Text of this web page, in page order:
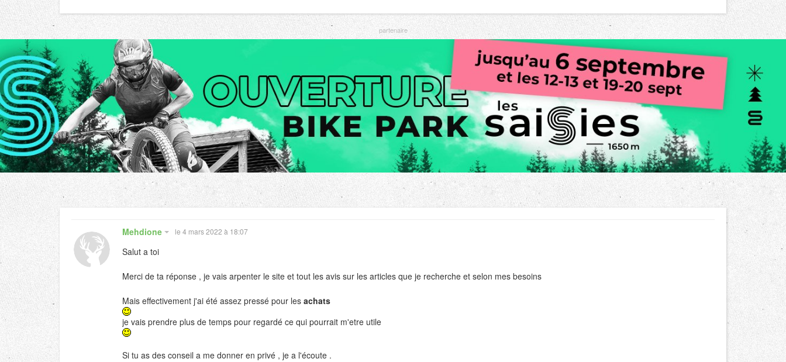
Mehdione le 4 mars 2022 à 18:07
Salut a toi
Merci de ta réponse , je vais arpenter le site et tout les avis sur les articles que je recherche et selon mes besoins
Mais effectivement j'ai été assez pressé pour les achats
je vais prendre plus de temps pour regardé ce qui pourrait m'etre utile
Si tu as des conseil a me donner en privé , je a l'écoute .